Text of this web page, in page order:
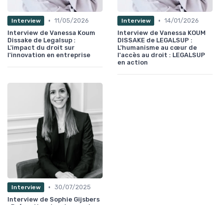
Interview • 11/05/2026
Interview de Vanessa Koum
Dissake de Legalsup :
L'impact du droit sur
l'innovation en entreprise
Interview • 14/01/2026
Interview de Vanessa KOUM
DISSAKE de LEGALSUP :
L'humanisme au cœur de
l'accès au droit : LEGALSUP
en action
Interview • 30/07/2025
Interview de Sophie Gijsbers